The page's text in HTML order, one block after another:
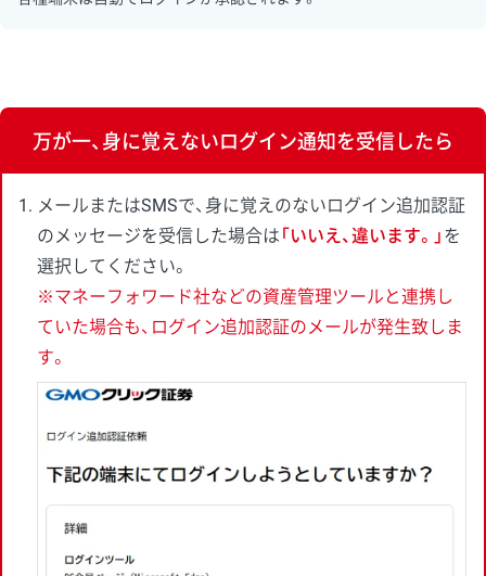
万が一、身に覚えないログイン通知を受信したら
メールまたはSMSで、身に覚えのないログイン追加認証
のメッセージを受信した場合は 「いいえ、違います。」 を
選択してください。
※マネーフォワード社などの資産管理ツールと連携し
ていた場合も、ログイン追加認証のメールが発生致しま
す。